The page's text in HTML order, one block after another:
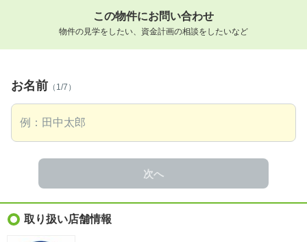
この物件にお問い合わせ
物件の見学をしたい、資金計画の相談をしたいなど
お名前 （1/7）
次へ
取り扱い店舗情報